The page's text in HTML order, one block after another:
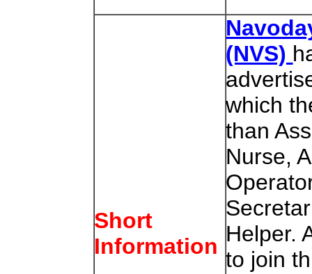
Short
Information
(NVS)
which
than
Nurse,
Helper.
to join